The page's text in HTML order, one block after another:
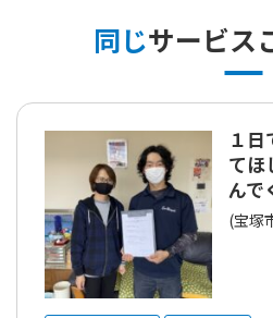
同じサービス
１
てほ
んで
(宝塚